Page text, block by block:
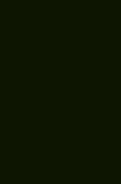
ろう!
トロ 花見台製
す❗